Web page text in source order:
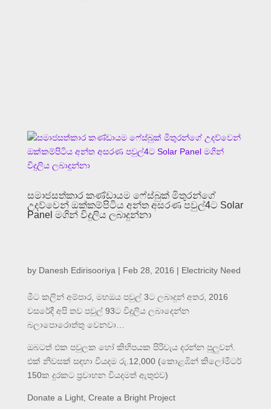
සමාජසත්කාර කණ්ඩායම ෆේස්බුක් මිතුරන්ගේ
උදව්වෙන් ඔක්කම්පිටිය අන්ත අසරණ පවුල්4ට Solar
Panel මගින් විදුලිය ලබාදුන්නා
by Danesh Edirisooriya | Feb 28, 2016 | Electricity Need
මීට කලින් අම්පාර, මහඔය පවුල් 3ට ලබාදුන් අතර, 2016
වසරේදී අපි තව පවුල් 93ට විදුලිය ලබාදෙන්න
බලාපොරොත්තු වෙනවා…
ඔබටත් එක පවුලක හෝ කිහිපයක පිරිවැය දරන්න පුලුවන්.
එක් නිවසක් සඳහා වියදම රු.12,000 (කොළඹින් කිලෝමීටර්
150ක දුරකට ප්‍රවාහන වියදමත් ඇතුළුව)
Donate a Light, Create a Bright Project